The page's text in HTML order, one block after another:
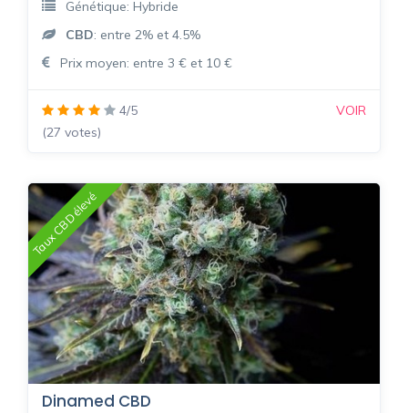
Génétique: Hybride
CBD: entre 2% et 4.5%
Prix moyen: entre 3 € et 10 €
4/5
(27 votes)
VOIR
Taux CBD élevé
Dinamed CBD